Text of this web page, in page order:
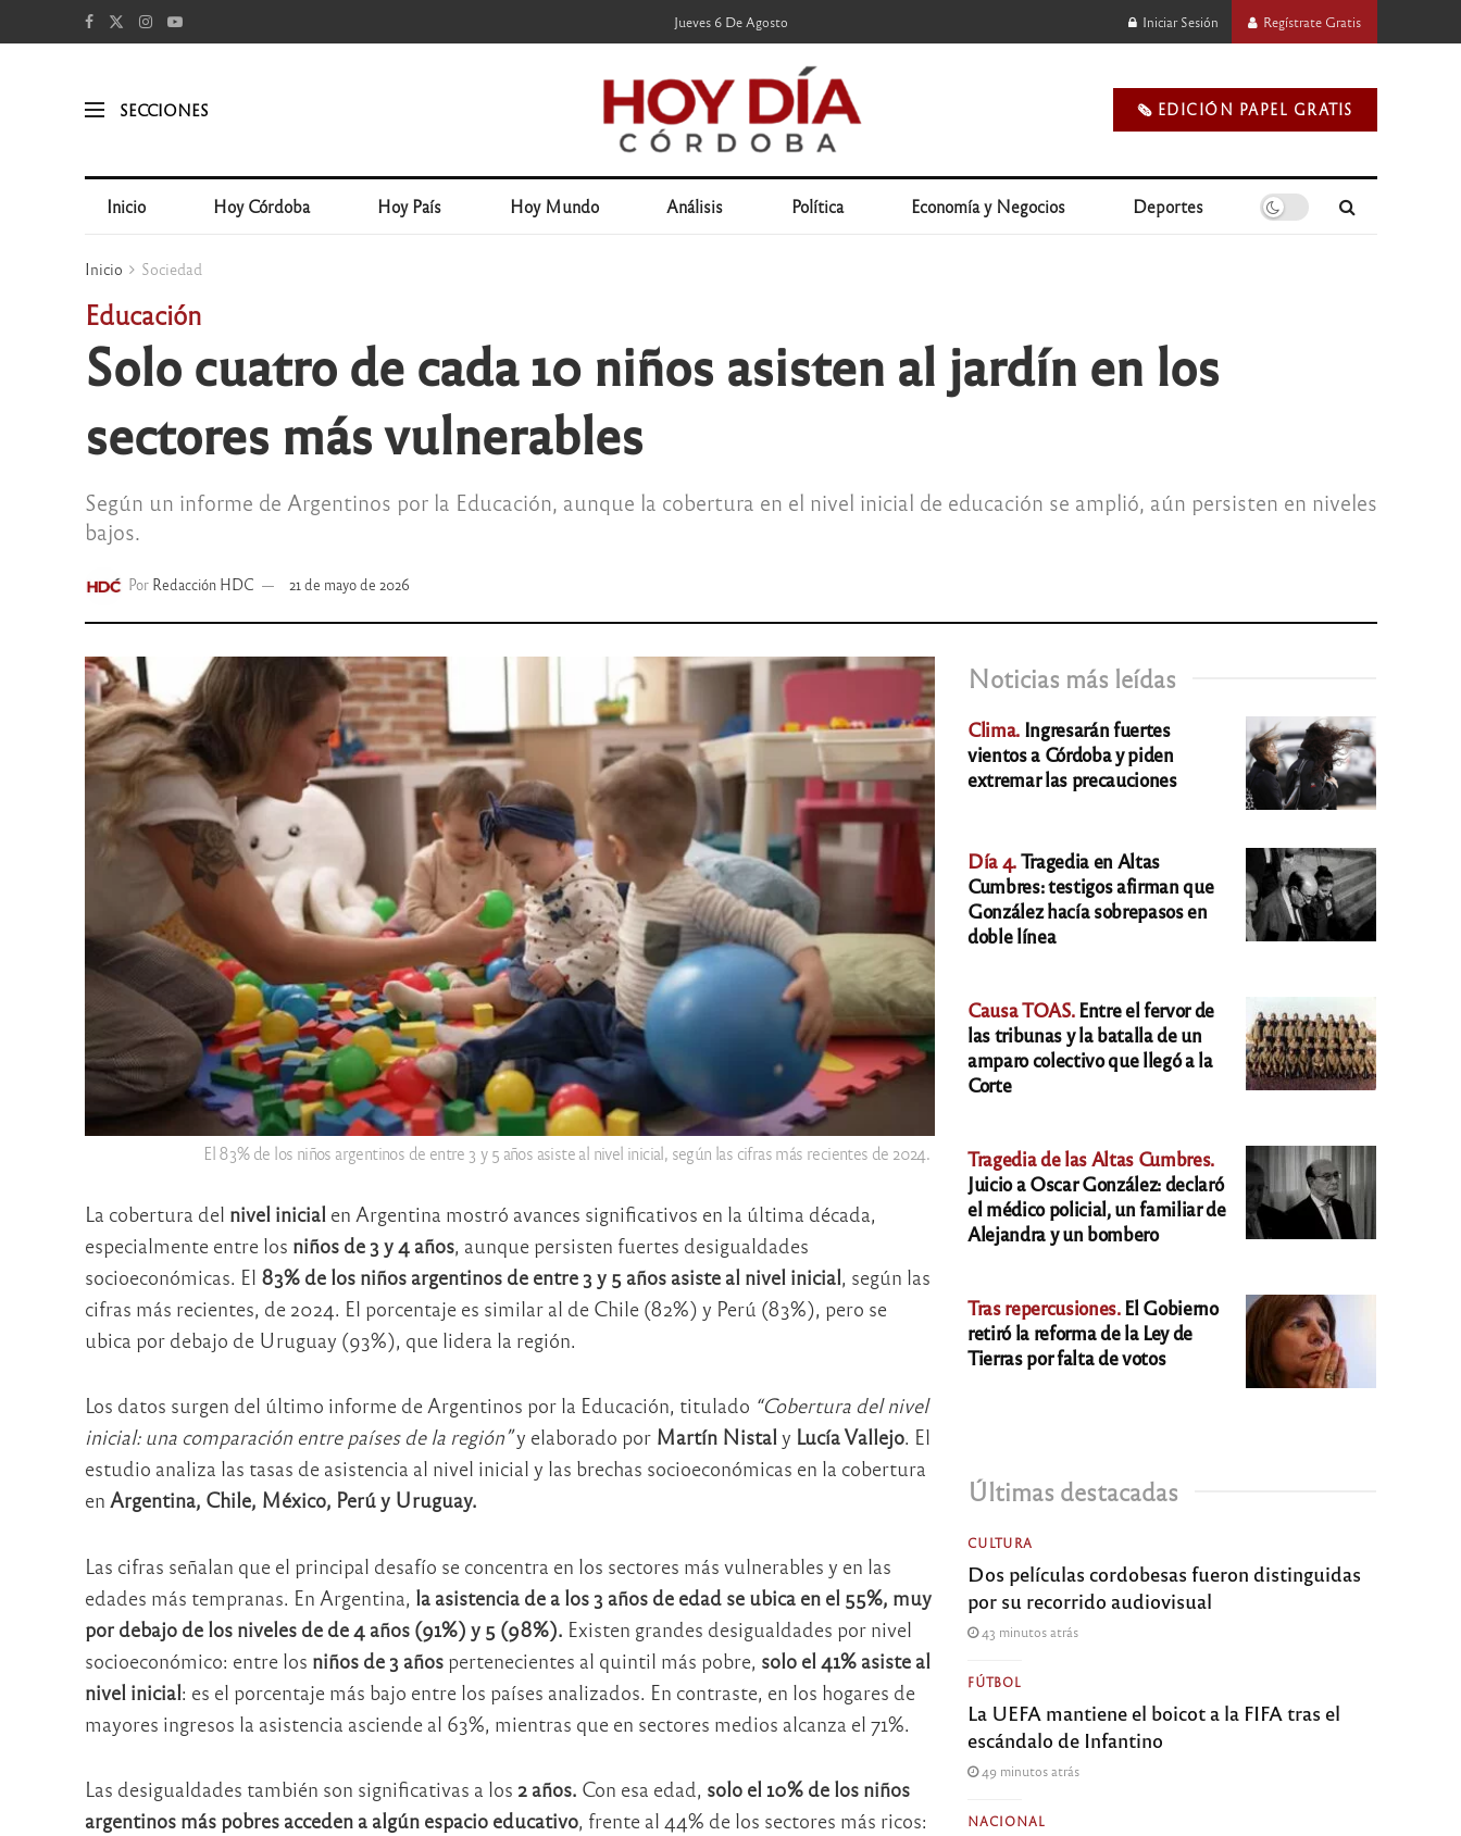
Jueves 6 De Agosto Iniciar Sesión Regístrate Gratis
SECCIONES 🗞️ EDICIÓN PAPEL GRATIS
Inicio Hoy Córdoba Hoy País Hoy Mundo Análisis Política Economía y Negocios Deportes
Inicio Sociedad
Educación
Solo cuatro de cada 10 niños asisten al jardín en los
sectores más vulnerables
Según un informe de Argentinos por la Educación, aunque la cobertura en el nivel inicial de educación se amplió, aún persisten en niveles
bajos.
Por Redacción HDC 21 de mayo de 2026
El 83% de los niños argentinos de entre 3 y 5 años asiste al nivel inicial, según las cifras más recientes de 2024.
La cobertura del nivel inicial en Argentina mostró avances significativos en la última década,
especialmente entre los niños de 3 y 4 años, aunque persisten fuertes desigualdades
socioeconómicas. El 83% de los niños argentinos de entre 3 y 5 años asiste al nivel inicial, según las
cifras más recientes, de 2024. El porcentaje es similar al de Chile (82%) y Perú (83%), pero se
ubica por debajo de Uruguay (93%), que lidera la región.
Los datos surgen del último informe de Argentinos por la Educación, titulado “Cobertura del nivel
inicial: una comparación entre países de la región”y elaborado por Martín Nistal y Lucía Vallejo. El
estudio analiza las tasas de asistencia al nivel inicial y las brechas socioeconómicas en la cobertura
en Argentina, Chile, México, Perú y Uruguay.
Las cifras señalan que el principal desafío se concentra en los sectores más vulnerables y en las
edades más tempranas. En Argentina, la asistencia de a los 3 años de edad se ubica en el 55%, muy
por debajo de los niveles de de 4 años (91%) y 5 (98%). Existen grandes desigualdades por nivel
socioeconómico: entre los niños de 3 añospertenecientes al quintil más pobre, solo el 41% asiste al
nivel inicial: es el porcentaje más bajo entre los países analizados. En contraste, en los hogares de
mayores ingresos la asistencia asciende al 63%, mientras que en sectores medios alcanza el 71%.
Las desigualdades también son significativas a los 2 años. Con esa edad, solo el 10% de los niños
argentinos más pobres acceden a algún espacio educativo, frente al 44% de los sectores más ricos:
Noticias más leídas
Clima. Ingresarán fuertes
vientos a Córdoba y piden
extremar las precauciones
Día 4.Tragedia en Altas
Cumbres: testigos afirman que
González hacía sobrepasos en
doble línea
Causa TOAS.Entre el fervor de
las tribunas y la batalla de un
amparo colectivo que llegó a la
Corte
Tragedia de las Altas Cumbres.
Juicio a Oscar González: declaró
el médico policial, un familiar de
Alejandra y un bombero
Tras repercusiones.El Gobierno
retiró la reforma de la Ley de
Tierras por falta de votos
Últimas destacadas
CULTURA
Dos películas cordobesas fueron distinguidas
por su recorrido audiovisual
43 minutos atrás
FÚTBOL
La UEFA mantiene el boicot a la FIFA tras el
escándalo de Infantino
49 minutos atrás
NACIONAL